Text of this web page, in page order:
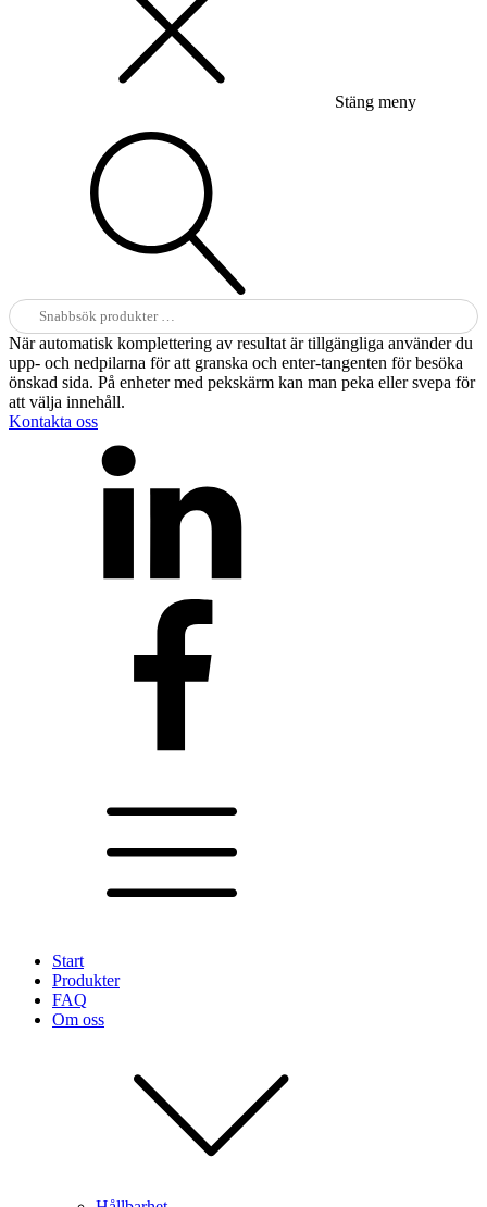
Stäng meny
Sök
efter:
När automatisk komplettering av resultat är tillgängliga använder du
upp- och nedpilarna för att granska och enter-tangenten för besöka
önskad sida. På enheter med pekskärm kan man peka eller svepa för
att välja innehåll.
Kontakta oss
Start
Produkter
FAQ
Om oss